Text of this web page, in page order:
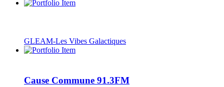
GLEAM-Les Vibes Galactiques
Cause Commune 91.3FM